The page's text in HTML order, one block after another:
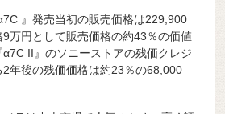
』発売当初の販売価格は229,900
万円として販売価格の約43％の価値
II』のソニーストアの残価クレジ
2年後の残価価格は約23％の68,000